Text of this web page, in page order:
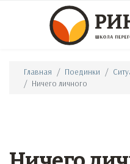
Главная Поединки
Ничего личного